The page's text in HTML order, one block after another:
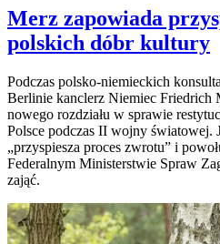
Merz zapowiada
polskich dóbr kultury
Podczas polsko-niemieckich
Berlinie kanclerz Niemiec Friedrich
nowego rozdziału w sprawie
Polsce podczas II wojny światowej.
„przyspiesza proces zwrotu” i
Federalnym Ministerstwie Spraw
zająć.